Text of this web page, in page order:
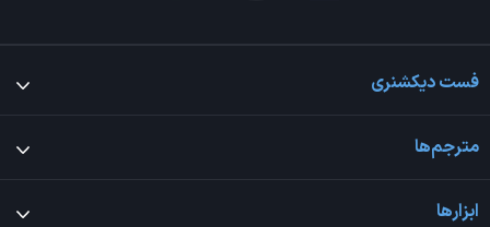
فست دیکشنری
مترجم‌ها
ابزارها